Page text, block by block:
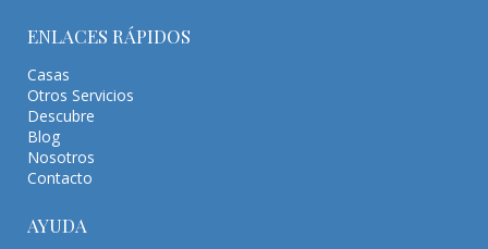
ENLACES RÁPIDOS
Casas
Otros Servicios
Descubre
Blog
Nosotros
Contacto
AYUDA